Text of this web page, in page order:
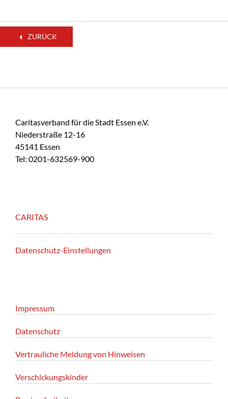
ZURÜCK
Caritasverband für die Stadt Essen e.V.
Niederstraße 12-16
45141 Essen
Tel: 0201-632569-900
CARITAS
Datenschutz-Einstellungen
Impressum
Datenschutz
Vertrauliche Meldung von Hinweisen
Verschickungskinder